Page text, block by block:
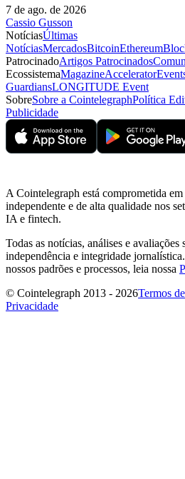
7 de ago. de 2026
Cassio Gusson
NotíciasÚltimas
NotíciasMercadosBitcoinEthereum
PatrocinadoArtigos Patrocinados
EcossistemaMagazineAccelerator
GuardiansLONGITUDE Event
SobreSobre a CointelegraphPolítica
Publicidade
A Cointelegraph está comprometida
independente e de alta qualidade nos
IA e fintech.
Todas as notícias, análises e
independência e integridade
nossos padrões e processos, leia nossa
© Cointelegraph 2013 - 2026Termos
Privacidade